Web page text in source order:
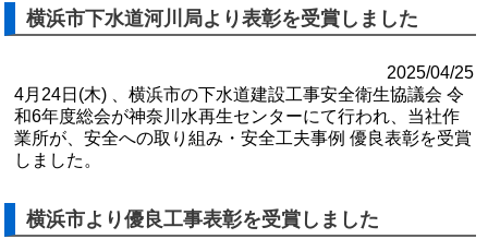
横浜市下水道河川局より表彰を受賞しました
2025/04/25
4月24日(木) 、横浜市の下水道建設工事安全衛生協議会 令
和6年度総会が神奈川水再生センターにて行われ、当社作
業所が、安全への取り組み・安全工夫事例 優良表彰を受賞
しました。
横浜市より優良工事表彰を受賞しました